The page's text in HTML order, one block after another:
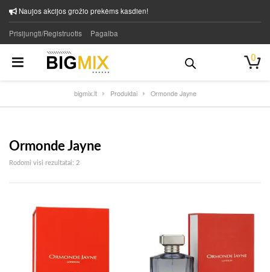
Naujos akcijos grožio prekėms kasdien!
Prisijungti/Registruotis Pagalba
0
bigmix.lt Produktai Ormonde Jayne
Ormonde Jayne
Rodomi visi rezultatai: 2Rūšiuojama pagal naujausią